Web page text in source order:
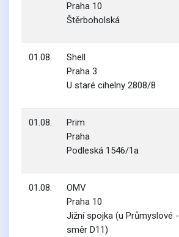
Praha 10
Štěrboholská
01.08.
Shell
Praha 3
U staré cihelny 2808/8
01.08.
Prim
Praha
Podleská 1546/1a
01.08.
OMV
Praha 10
Jižní spojka (u Průmyslové -
směr D11)